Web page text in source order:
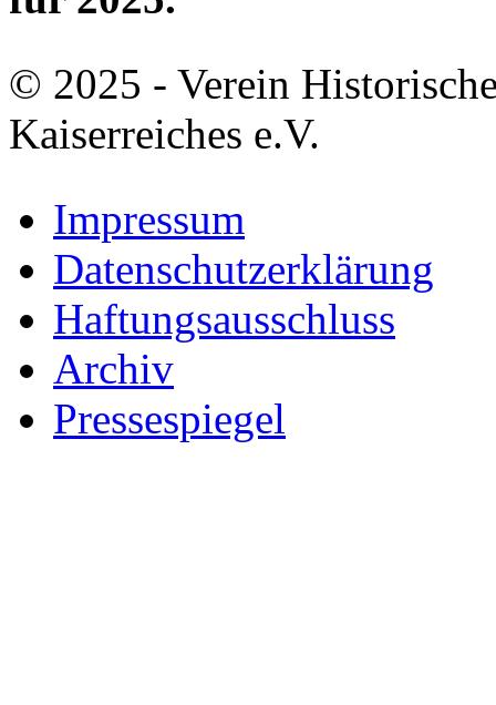
© 2025 - Verein
Kaiserreiches e.V.
Impressum
Datenschutzerklärung
Haftungsausschluss
Archiv
Pressespiegel